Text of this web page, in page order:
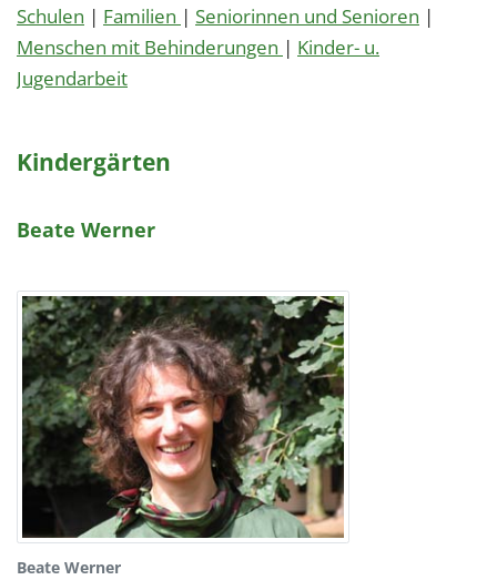
Schulen | Familien | Seniorinnen und Senioren |
Menschen mit Behinderungen | Kinder- u.
Jugendarbeit
Kindergärten
Beate Werner
Beate Werner